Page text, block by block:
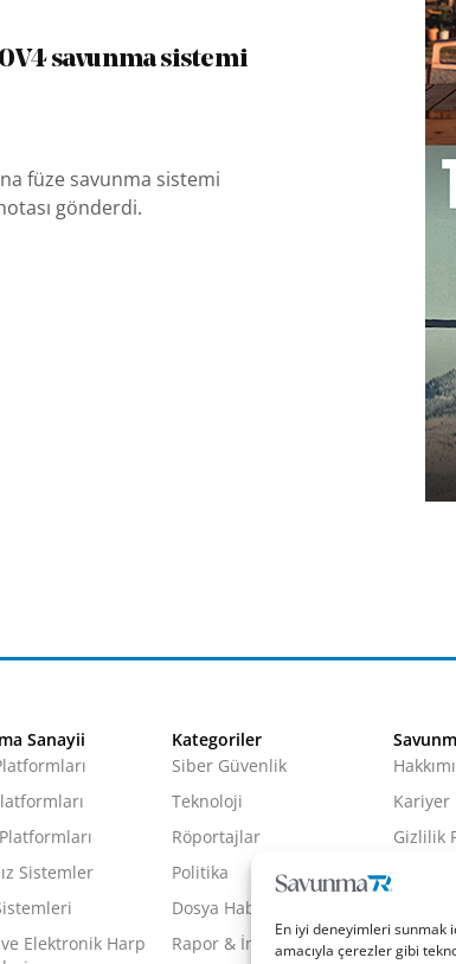
En iyi deneyimleri sunmak
amacıyla çerezler gibi
savunma sistemi
füze savunma sistemi
gönderdi.
Sanayii
Sistemler
Elektronik Harp
Kategoriler
Siber Güvenlik
Teknoloji
Röportajlar
Politika
Dosya Haber
Rapor & İnfografik
Kariyer
Gizlilik